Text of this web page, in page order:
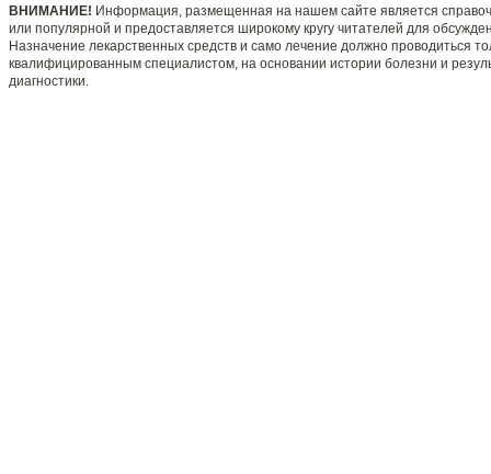
ВНИМАНИЕ! Информация, размещенная на нашем сайте является
или популярной и предоставляется широкому кругу читателей для
Назначение лекарственных средств и само лечение должно проводиться
квалифицированным специалистом, на основании истории болезни и
диагностики.